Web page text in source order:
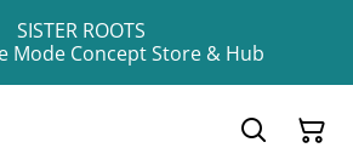
SISTER ROOTS
Mode Concept Store & Hub